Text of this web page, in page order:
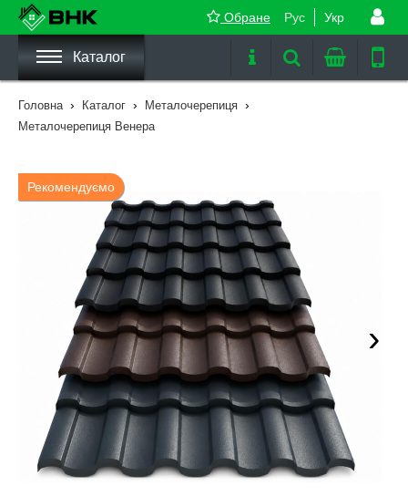
Рус Укр
Обране
Каталог
Головна › Каталог › Металочерепиця ›
Металочерепиця Венера
›
Рекомендуємо